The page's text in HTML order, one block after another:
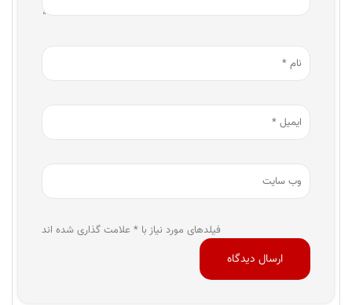
فیلدهای مورد نیاز با * علامت گذاری شده اند